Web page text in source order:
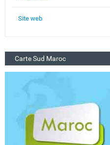
Site web
Carte Sud Maroc